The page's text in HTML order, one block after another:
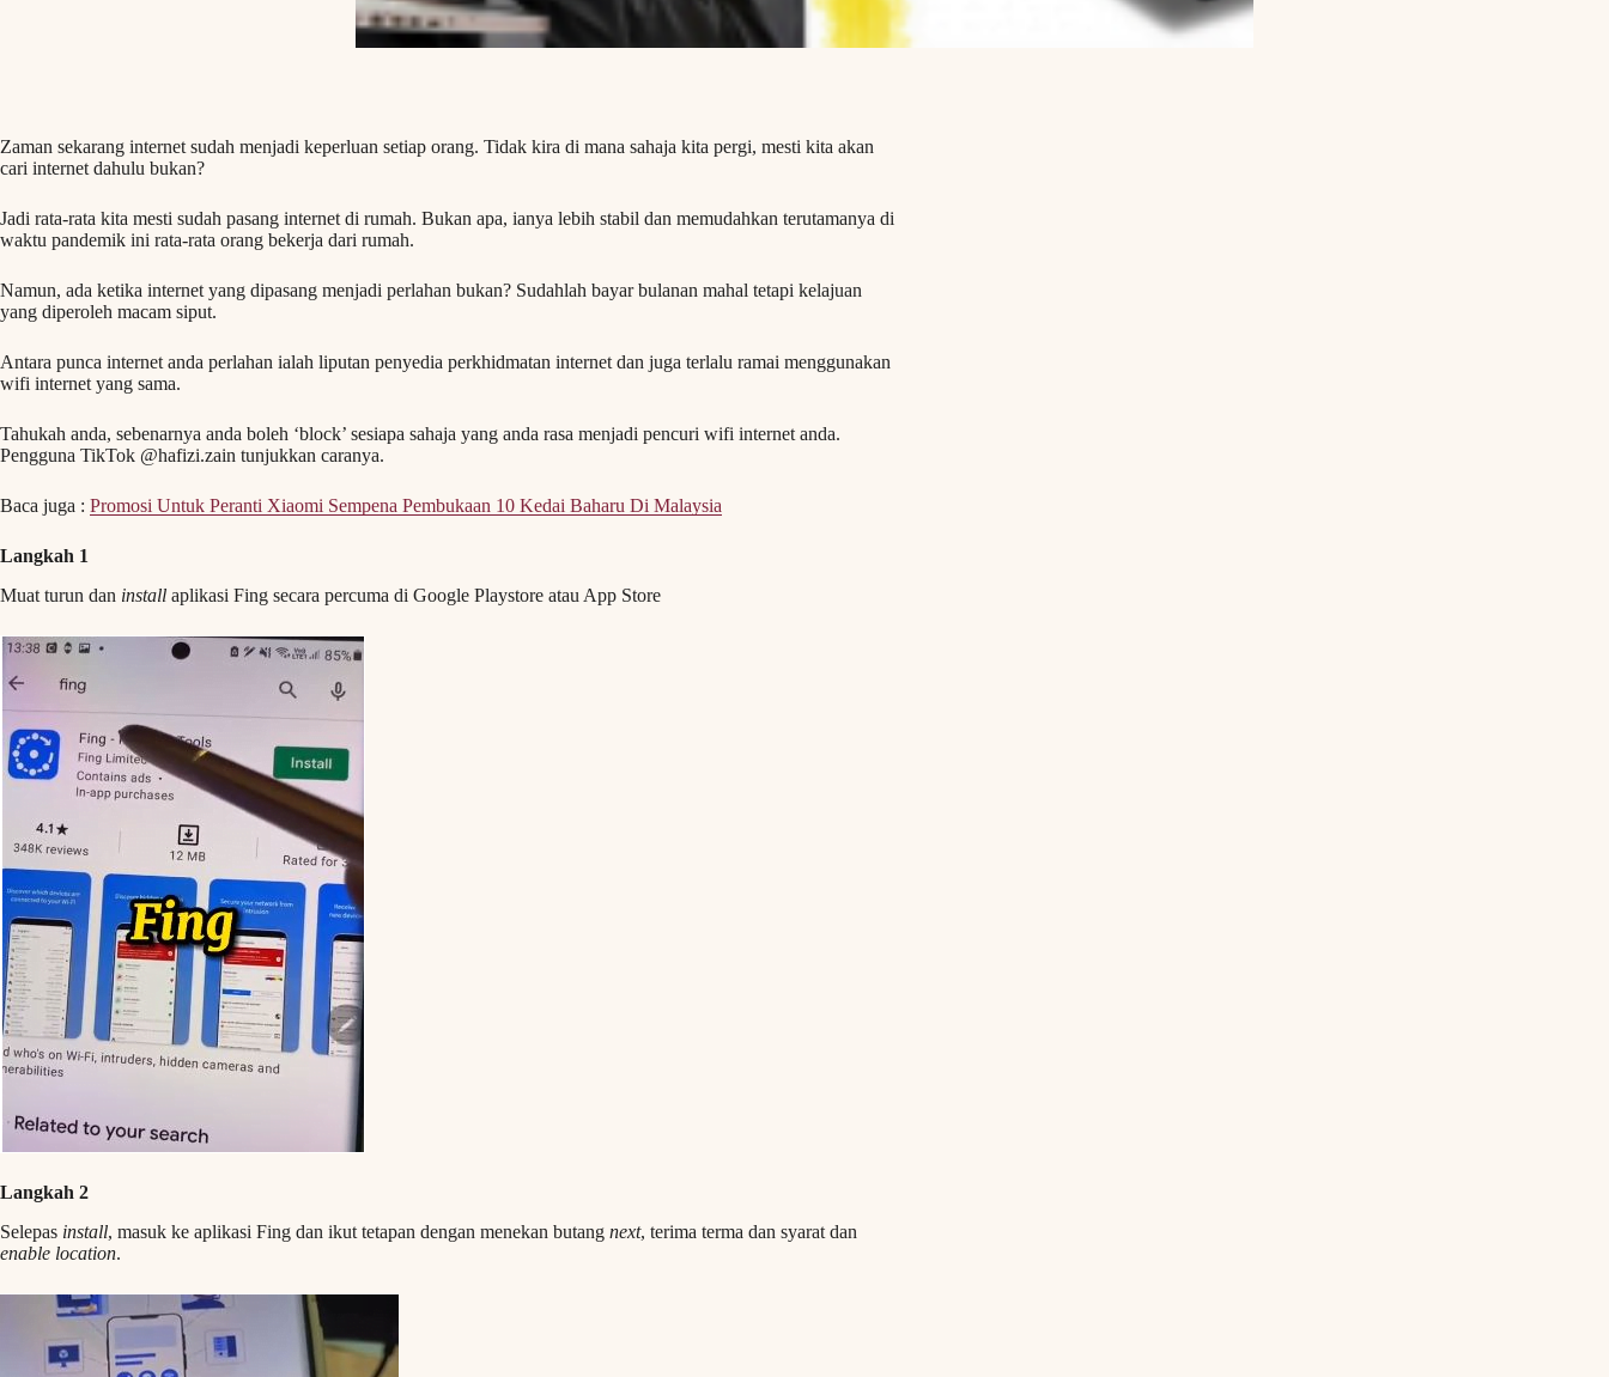
Zaman sekarang internet sudah menjadi keperluan setiap orang. Tidak kira di mana sahaja kita pergi, mesti kita akan
cari internet dahulu bukan?
Jadi rata-rata kita mesti sudah pasang internet di rumah. Bukan apa, ianya lebih stabil dan memudahkan terutamanya di
waktu pandemik ini rata-rata orang bekerja dari rumah.
Namun, ada ketika internet yang dipasang menjadi perlahan bukan? Sudahlah bayar bulanan mahal tetapi kelajuan
yang diperoleh macam siput.
Antara punca internet anda perlahan ialah liputan penyedia perkhidmatan internet dan juga terlalu ramai menggunakan
wifi internet yang sama.
Tahukah anda, sebenarnya anda boleh ‘block’ sesiapa sahaja yang anda rasa menjadi pencuri wifi internet anda.
Pengguna TikTok @hafizi.zain tunjukkan caranya.
Baca juga : Promosi Untuk Peranti Xiaomi Sempena Pembukaan 10 Kedai Baharu Di Malaysia
Langkah 1
Muat turun dan install aplikasi Fing secara percuma di Google Playstore atau App Store
Langkah 2
Selepas install, masuk ke aplikasi Fing dan ikut tetapan dengan menekan butang next, terima terma dan syarat dan
enable location.